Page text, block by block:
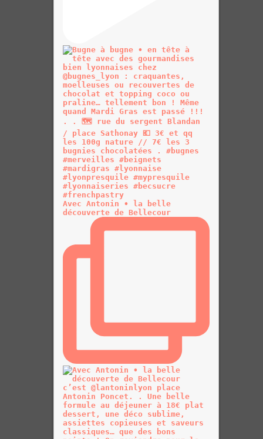
Avec Antonin • la belle
découverte de Bellecour